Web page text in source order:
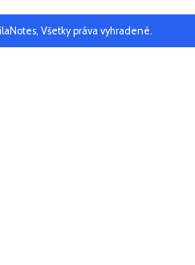
Všetky práva vyhradené.